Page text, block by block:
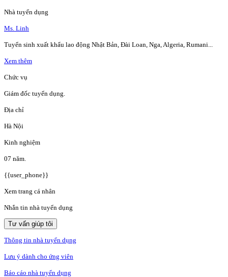
Nhà tuyển dụng
Ms. Linh
Tuyển sinh xuất khẩu lao động Nhật Bản, Đài Loan, Nga, Algeria, Rumani...
Xem thêm
Chức vụ
Giám đốc tuyển dụng.
Địa chỉ
Hà Nội
Kinh nghiệm
07 năm.
{{user_phone}}
Xem trang cá nhân
Nhắn tin nhà tuyển dụng
Tư vấn giúp tôi
Thông tin nhà tuyển dụng
Lưu ý dành cho ứng viên
Báo cáo nhà tuyển dụng